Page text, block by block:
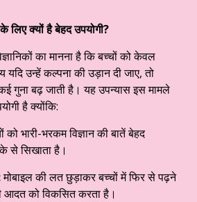
लिए क्यों है बेहद उपयोगी?
का मानना है कि बच्चों को केवल
यदि उन्हें कल्पना की उड़ान दी जाए, तो
गुना बढ़ जाती है। यह उपन्यास इस मामले
है क्योंकि:
को भारी-भरकम विज्ञान की बातें बेहद
से सिखाता है।
मोबाइल की लत छुड़ाकर बच्चों में फिर से पढ़ने
को विकसित करता है।